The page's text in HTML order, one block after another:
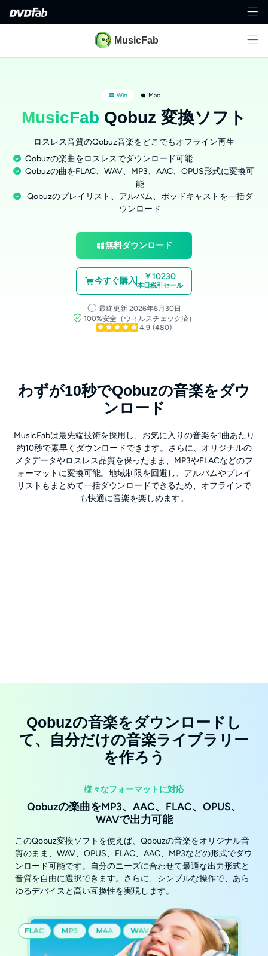
MusicFab
Win Mac
MusicFab Qobuz 変換ソフト
ロスレス音質のQobuz音楽をどこでもオフライン再生
Qobuzの楽曲をロスレスでダウンロード可能
Qobuzの曲をFLAC、WAV、MP3、AAC、OPUS形式に変換可
能
Qobuzのプレイリスト、アルバム、ポッドキャストを一括ダ
ウンロード
無料ダウンロード
今すぐ購入 ￥10230
本日税引セール
最終更新 2026年6月30日
100%安全（ウィルスチェック済）
4.9 (480)
わずが10秒でQobuzの音楽をダウ
ンロード
MusicFabは最先端技術を採用し、お気に入りの音楽を1曲あたり
約10秒で素早くダウンロードできます。さらに、オリジナルの
メタデータやロスレス品質を保ったまま、MP3やFLACなどのフ
ォーマットに変換可能。地域制限を回避し、アルバムやプレイ
リストもまとめて一括ダウンロードできるため、オフラインで
も快適に音楽を楽しめます。
Qobuzの音楽をダウンロードし
て、自分だけの音楽ライブラリー
を作ろう
様々なフォーマットに対応
Qobuzの楽曲をMP3、AAC、FLAC、OPUS、
WAVで出力可能
このQobuz変換ソフトを使えば、Qobuzの音楽をオリジナル音
質のまま、WAV、OPUS、FLAC、AAC、MP3などの形式でダウ
ンロード可能です。自分のニーズに合わせて最適な出力形式と
音質を自由に選択できます。さらに、シンプルな操作で、あら
ゆるデバイスと高い互換性を実現します。